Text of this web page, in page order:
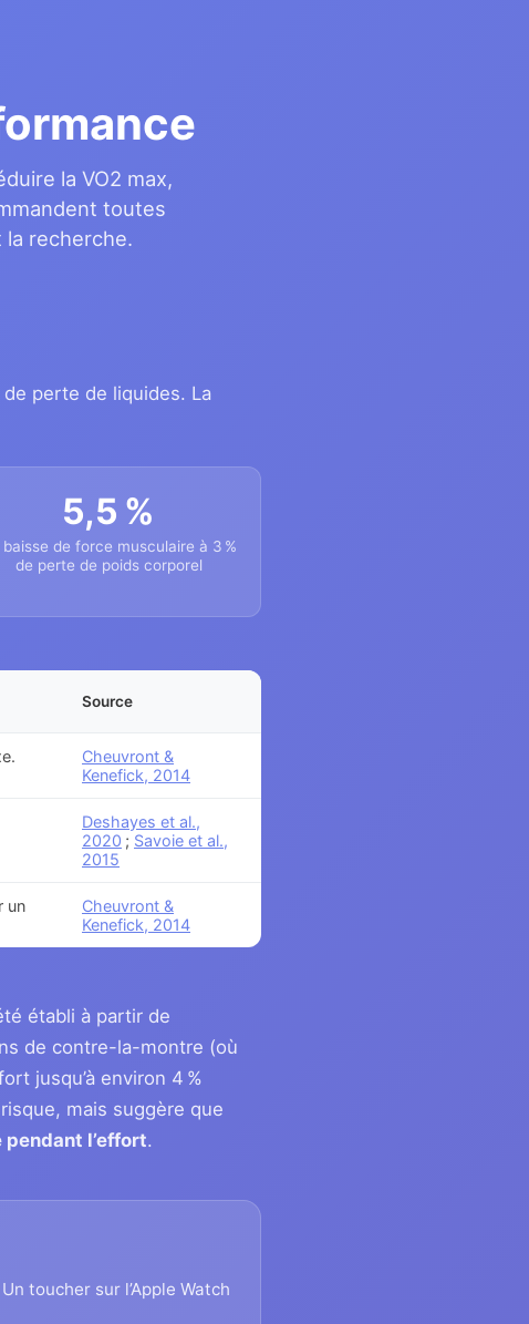
la VO2 max,
toutes
la recherche.
de perte de liquides. La
5,5 %
baisse de force musculaire à 3 %
de perte de poids corporel
Source
Cheuvront &
Kenefick, 2014
Deshayes et al.,
2020 ; Savoie et al.,
2015
un
Cheuvront &
Kenefick, 2014
établi à partir de
de contre-la-montre (où
jusqu’à environ 4 %
mais suggère que
l’effort.
toucher sur l’Apple Watch